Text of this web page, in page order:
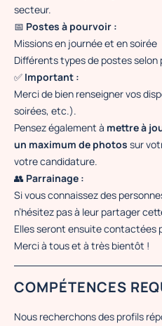
secteur.
📅 Postes à pourvoir :
Missions en journée et en soirée
Différents types de postes selon
✅ Important :
Merci de bien renseigner vos
soirées, etc.).
Pensez également à mettre à
un maximum de photos sur
votre candidature.
👥 Parrainage :
Si vous connaissez des
n’hésitez pas à leur partager
Elles seront ensuite contactées
Merci à tous et à très bientôt !
COMPÉTENCES
Nous recherchons des profils